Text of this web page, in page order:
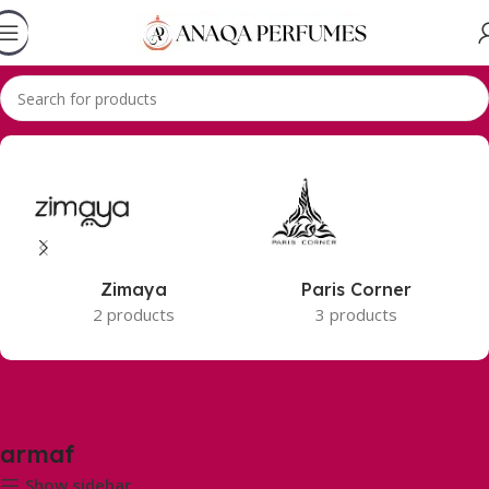
Accueil armaf
Zimaya
2 products
Paris Corner
3 products
armaf